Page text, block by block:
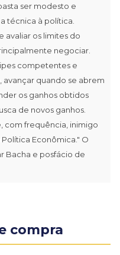
ser modesto e
técnica à política.
avaliar os limites do
negociar.
competentes e
avançar quando se abrem
os ganhos obtidos
de novos ganhos.
com frequência, inimigo
Econômica." O
Bacha e posfácio de
compra